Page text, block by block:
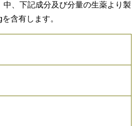
中、下記成分及び分量の生薬より製
含有します。